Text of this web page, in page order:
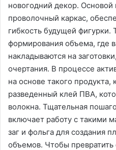
новогодний декор.
проволочный каркас,
гибкость будущей фигурки.
формирования объема, где
накладываются на
очертания. В процессе
на основе такого продукта,
разведенный клей ПВА,
волокна. Тщательная
включает работу с такими
заг и фольга для создания
объемов. Чтобы превратить